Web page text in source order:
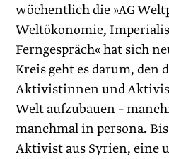
wöchentlich die »AG
Weltökonomie,
Ferngespräch« hat sich
Kreis geht es darum, den
Aktivistinnen und
Welt aufzubauen –
manchmal in persona.
Aktivist aus Syrien, eine